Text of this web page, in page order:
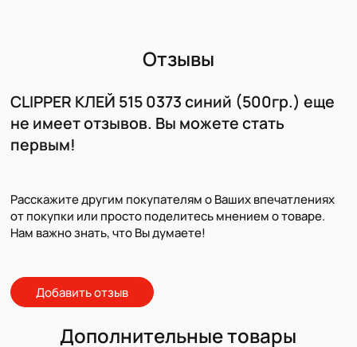
Отзывы
CLIPPER КЛЕЙ 515 0373 синий (500гр.) еще
не имеет отзывов. Вы можете стать
первым!
Расскажите другим покупателям о Ваших впечатлениях
от покупки или просто поделитесь мнением о товаре.
Нам важно знать, что Вы думаете!
Добавить отзыв
Дополнительные товары